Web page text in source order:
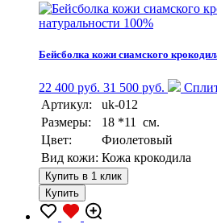
натуральности 100%
Бейсболка кожи сиамского
22 400 руб. 31 500 руб.
Артикул:
uk-012
Размеры:
18 *11 см.
Цвет:
Фиолетовый
Вид кожи: Кожа крокодила
Купить в 1 клик
Купить